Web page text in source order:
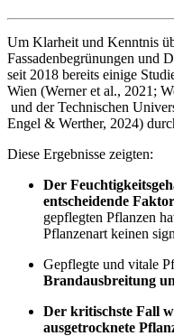
Um Klarheit und Kenntnis
Fassadenbegrünungen und
seit 2018 bereits einige
Wien (Werner et al., 2021;
und der Technischen
Engel & Werther, 2024)
Diese Ergebnisse zeigten:
Der
entscheidende
gepflegten Pflanzen
Pflanzenart keinen
Gepflegte und vitale
Brandausbreitung
Der kritischste Fall
ausgetrocknete